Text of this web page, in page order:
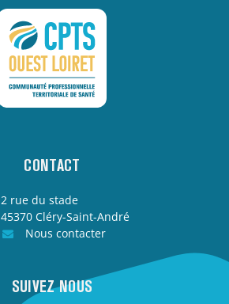
CONTACT
2 rue du stade
45370 Cléry-Saint-André
Nous contacter
SUIVEZ NOUS